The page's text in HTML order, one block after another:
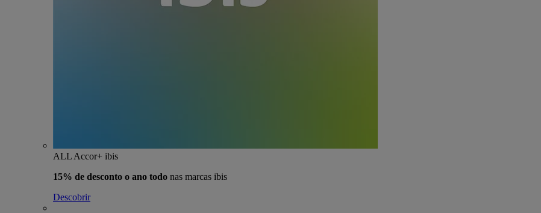
ALL Accor+ ibis
15% de desconto o ano todo nas marcas ibis
Descobrir